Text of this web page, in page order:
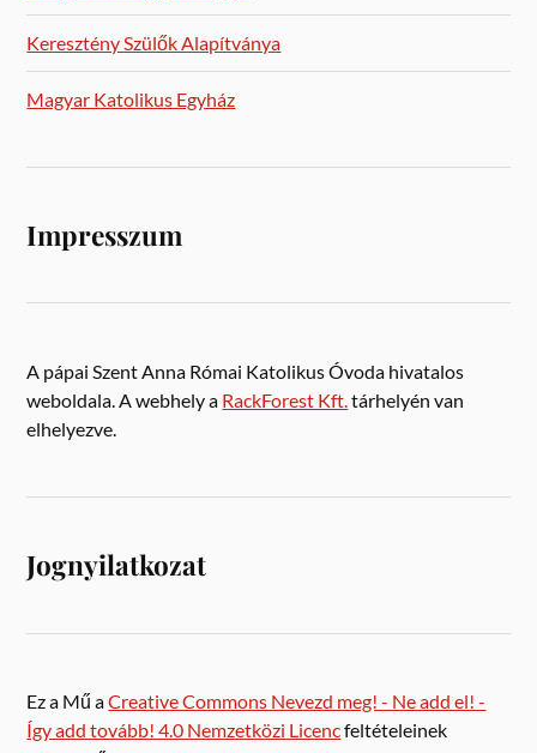
Keresztény Szülők Alapítványa
Magyar Katolikus Egyház
Impresszum
A pápai Szent Anna Római Katolikus Óvoda hivatalos
weboldala. A webhely a RackForest Kft. tárhelyén van
elhelyezve.
Jognyilatkozat
Ez a Mű aCreative Commons Nevezd meg! - Ne add el! -
Így add tovább! 4.0 Nemzetközi Licencfeltételeinek